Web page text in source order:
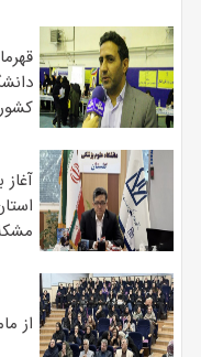
کشور
از